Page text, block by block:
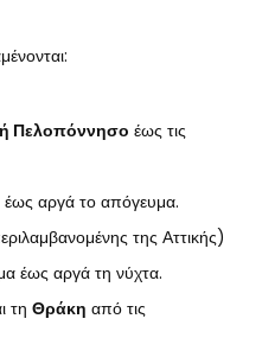
Πελοπόννησο έως τις
έως αργά το απόγευμα.
της Αττικής)
έως αργά τη νύχτα.
τη Θράκη από τις